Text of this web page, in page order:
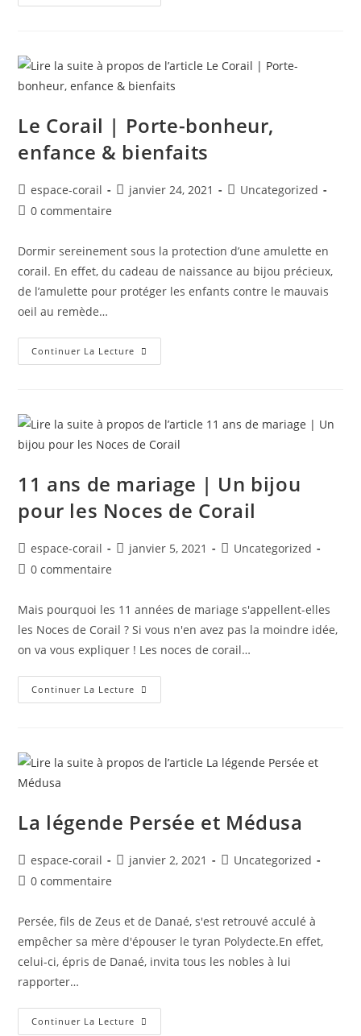
Le Corail | Porte-bonheur,
enfance & bienfaits
espace-corail janvier 24, 2021
Uncategorized
0 commentaire
Dormir sereinement sous la protection d’une amulette en
corail. En effet, du cadeau de naissance au bijou précieux,
de l’amulette pour protéger les enfants contre le mauvais
oeil au remède…
Continuer La Lecture
11 ans de mariage | Un bijou
pour les Noces de Corail
espace-corail janvier 5, 2021
Uncategorized
0 commentaire
Mais pourquoi les 11 années de mariage s'appellent-elles
les Noces de Corail ? Si vous n'en avez pas la moindre idée,
on va vous expliquer ! Les noces de corail…
Continuer La Lecture
La légende Persée et Médusa
espace-corail janvier 2, 2021
Uncategorized
0 commentaire
Persée, fils de Zeus et de Danaé, s'est retrouvé acculé à
empêcher sa mère d'épouser le tyran Polydecte.En effet,
celui-ci, épris de Danaé, invita tous les nobles à lui
rapporter…
Continuer La Lecture